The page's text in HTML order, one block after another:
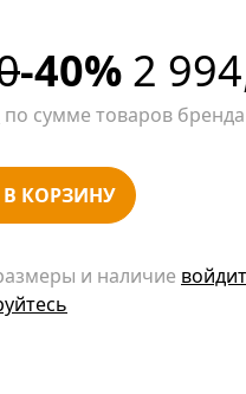
-40% 2
по сумме товаров бренда
КОРЗИНУ
и наличие